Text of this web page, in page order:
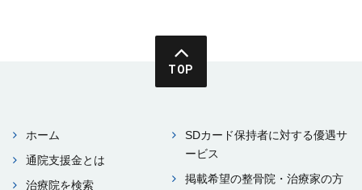
TOP
ホーム
通院⽀援⾦とは
治療院を検索
SDカード保持者に対する優遇サ
ービス
掲載希望の整⾻院・治療家の⽅